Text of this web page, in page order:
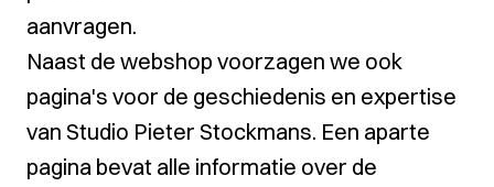
aanvragen.
Naast de webshop voorzagen we ook
pagina's voor de geschiedenis en expertise
van Studio Pieter Stockmans. Een aparte
pagina bevat alle informatie over de